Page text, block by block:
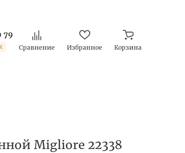
79
Сравнение Избранное Корзина
Migliore 22338